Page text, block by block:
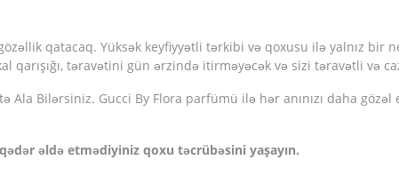
qatacaq. Yüksək keyfiyyətli tərkibi və qoxusu ilə yalnız bir
qarışığı, təravətini gün ərzində itirməyəcək və sizi təravətli və
Ala Bilərsiniz. Gucci By Flora parfümü ilə hər anınızı daha
əldə etmədiyiniz qoxu təcrübəsini yaşayın.